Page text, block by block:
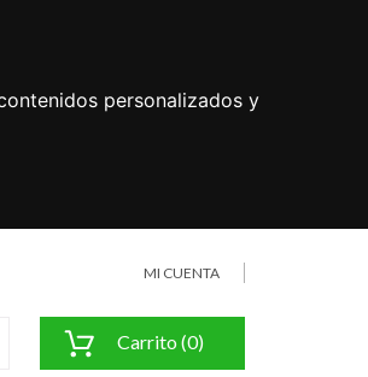
personalizados y
MI CUENTA
Carrito (0)